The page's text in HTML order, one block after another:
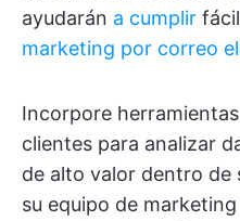
ayudarán a cumplir
marketing por correo
Incorpore
clientes para analizar
de alto valor dentro de
su equipo de